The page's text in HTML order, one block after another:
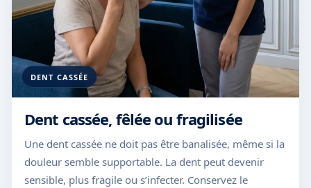
DENT CASSÉE
Dent cassée, fêlée ou fragilisée
Une dent cassée ne doit pas être banalisée, même si la
douleur semble supportable. La dent peut devenir
sensible, plus fragile ou s’infecter. Conservez le